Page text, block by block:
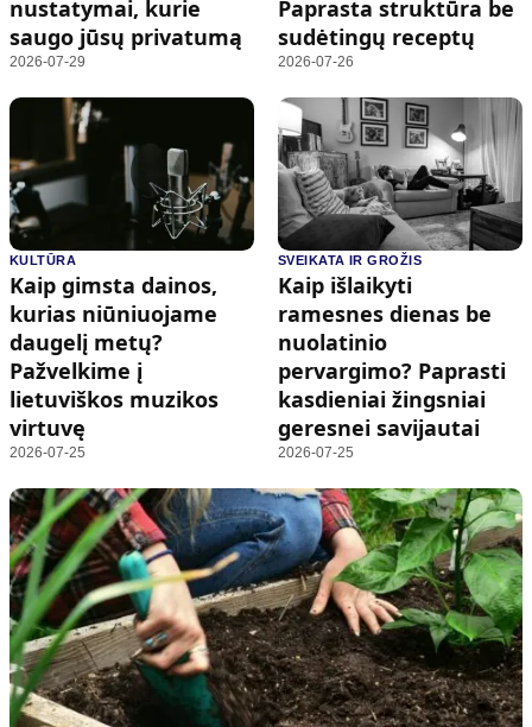
nustatymai, kurie
saugo jūsų privatumą
2026-07-29
Paprasta struktūra be
sudėtingų receptų
2026-07-26
KULTŪRA
Kaip gimsta dainos,
kurias niūniuojame
daugelį metų?
Pažvelkime į
lietuviškos muzikos
virtuvę
2026-07-25
SVEIKATA IR GROŽIS
Kaip išlaikyti
ramesnes dienas be
nuolatinio
pervargimo? Paprasti
kasdieniai žingsniai
geresnei savijautai
2026-07-25